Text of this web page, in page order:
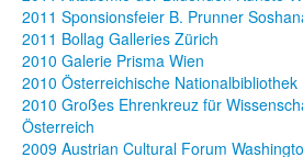
2011 Sponsionsfeier B. Prunner
2011 Bollag Galleries Zürich
2010 Galerie Prisma Wien
2010 Österreichische Nationalbibliothek
2010 Großes Ehrenkreuz für
Österreich
2009 Austrian Cultural Forum